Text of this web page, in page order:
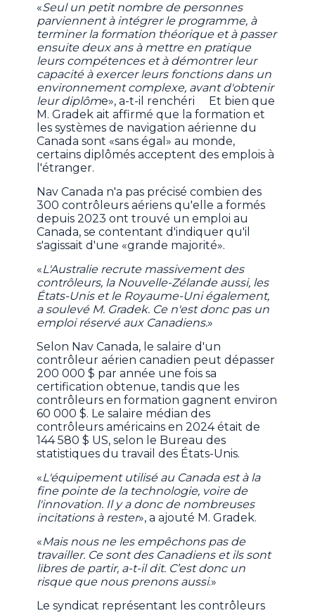
«Seul un petit nombre de personnes
parviennent à intégrer le programme, à
terminer la formation théorique et à passer
ensuite deux ans à mettre en pratique
leurs compétences et à démontrer leur
capacité à exercer leurs fonctions dans un
environnement complexe, avant d'obtenir
leur diplôme», a-t-il renchéri Et bien que
M. Gradek ait affirmé que la formation et
les systèmes de navigation aérienne du
Canada sont «sans égal» au monde,
certains diplômés acceptent des emplois à
l'étranger.
Nav Canada n'a pas précisé combien des
300 contrôleurs aériens qu'elle a formés
depuis 2023 ont trouvé un emploi au
Canada, se contentant d'indiquer qu'il
s'agissait d'une «grande majorité».
«L'Australie recrute massivement des
contrôleurs, la Nouvelle-Zélande aussi, les
États-Unis et le Royaume-Uni également,
a soulevé M. Gradek. Ce n'est donc pas un
emploi réservé aux Canadiens.»
Selon Nav Canada, le salaire d'un
contrôleur aérien canadien peut dépasser
200 000 $ par année une fois sa
certification obtenue, tandis que les
contrôleurs en formation gagnent environ
60 000 $. Le salaire médian des
contrôleurs américains en 2024 était de
144 580 $ US, selon le Bureau des
statistiques du travail des États-Unis.
«L'équipement utilisé au Canada est à la
fine pointe de la technologie, voire de
l'innovation. Il y a donc de nombreuses
incitations à rester», a ajouté M. Gradek.
«Mais nous ne les empêchons pas de
travailler. Ce sont des Canadiens et ils sont
libres de partir, a-t-il dit. C’est donc un
risque que nous prenons aussi.»
Le syndicat représentant les contrôleurs